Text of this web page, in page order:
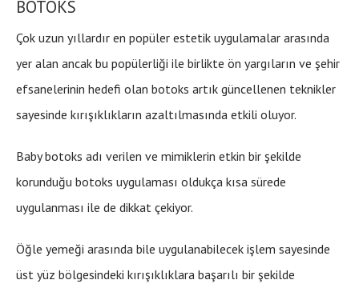
BOTOKS
Çok uzun yıllardır en popüler estetik uygulamalar arasında
yer alan ancak bu popülerliği ile birlikte ön yargıların ve şehir
efsanelerinin hedefi olan botoks artık güncellenen teknikler
sayesinde kırışıklıkların azaltılmasında etkili oluyor.
Baby botoks adı verilen ve mimiklerin etkin bir şekilde
korunduğu botoks uygulaması oldukça kısa sürede
uygulanması ile de dikkat çekiyor.
Öğle yemeği arasında bile uygulanabilecek işlem sayesinde
üst yüz bölgesindeki kırışıklıklara başarılı bir şekilde